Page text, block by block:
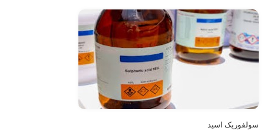
سولفوریک اسید